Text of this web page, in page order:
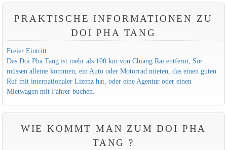
PRAKTISCHE INFORMATIONEN ZU
DOI PHA TANG
Freier Eintritt.
Das Doi Pha Tang ist mehr als 100 km von Chiang Rai entfernt, Sie
müssen alleine kommen, ein Auto oder Motorrad mieten, das einen guten
Ruf mit internationaler Lizenz hat, oder eine Agentur oder einen
Mietwagen mit Fahrer buchen.
WIE KOMMT MAN ZUM DOI PHA
TANG ?